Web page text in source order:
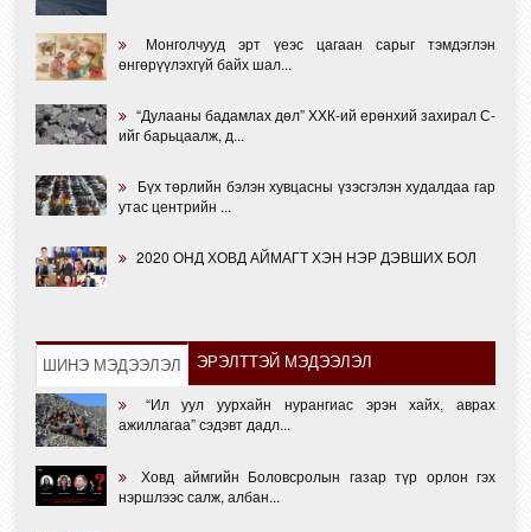
Монголчууд эрт үеэс цагаан сарыг тэмдэглэн
өнгөрүүлэхгүй байх шал...
“Дулааны бадамлах дөл” ХХК-ий ерөнхий захирал С-
ийг барьцаалж, д...
Бүх төрлийн бэлэн хувцасны үзэсгэлэн худалдаа гар
утас центрийн ...
2020 ОНД ХОВД АЙМАГТ ХЭН НЭР ДЭВШИХ БОЛ
ШИНЭ МЭДЭЭЛЭЛ ЭРЭЛТТЭЙ МЭДЭЭЛЭЛ
“Ил уул уурхайн нурангиас эрэн хайх, аврах
ажиллагаа” сэдэвт дадл...
Ховд аймгийн Боловсролын газар түр орлон гэх
нэршлээс салж, албан...